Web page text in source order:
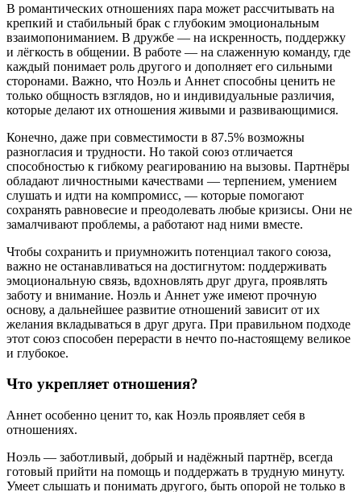
В романтических отношениях пара может рассчитывать на
крепкий и стабильный брак с глубоким эмоциональным
взаимопониманием. В дружбе — на искренность, поддержку
и лёгкость в общении. В работе — на слаженную команду, где
каждый понимает роль другого и дополняет его сильными
сторонами. Важно, что Ноэль и Аннет способны ценить не
только общность взглядов, но и индивидуальные различия,
которые делают их отношения живыми и развивающимися.
Конечно, даже при совместимости в 87.5% возможны
разногласия и трудности. Но такой союз отличается
способностью к гибкому реагированию на вызовы. Партнёры
обладают личностными качествами — терпением, умением
слушать и идти на компромисс, — которые помогают
сохранять равновесие и преодолевать любые кризисы. Они не
замалчивают проблемы, а работают над ними вместе.
Чтобы сохранить и приумножить потенциал такого союза,
важно не останавливаться на достигнутом: поддерживать
эмоциональную связь, вдохновлять друг друга, проявлять
заботу и внимание. Ноэль и Аннет уже имеют прочную
основу, а дальнейшее развитие отношений зависит от их
желания вкладываться в друг друга. При правильном подходе
этот союз способен перерасти в нечто по-настоящему великое
и глубокое.
Что укрепляет отношения?
Аннет особенно ценит то, как Ноэль проявляет себя в
отношениях.
Ноэль — заботливый, добрый и надёжный партнёр, всегда
готовый прийти на помощь и поддержать в трудную минуту.
Умеет слышать и понимать другого, быть опорой не только в